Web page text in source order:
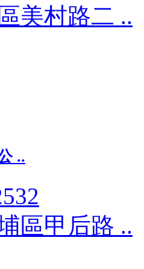
美村路二 ..
..
區甲后路 ..